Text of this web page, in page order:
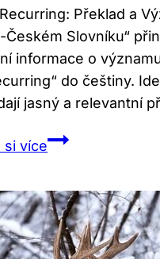
Překlad a
Českém Slovníku“
informace o
do češtiny.
jasný a relevantní
si víceRecurring:
Význam
v
Anglicko-